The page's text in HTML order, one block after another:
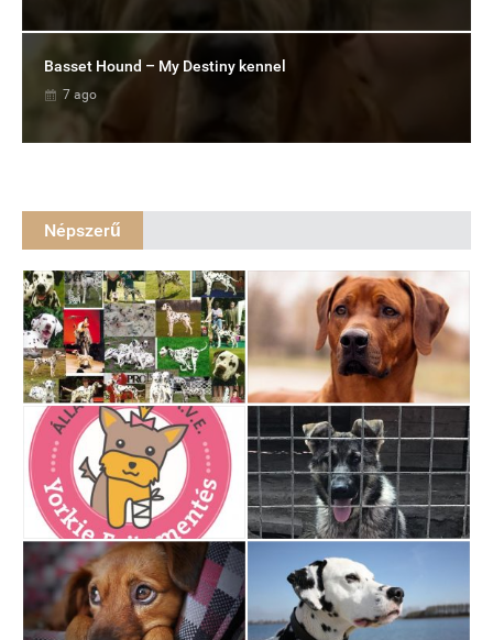
Basset Hound – My Destiny kennel
7 ago
Népszerű